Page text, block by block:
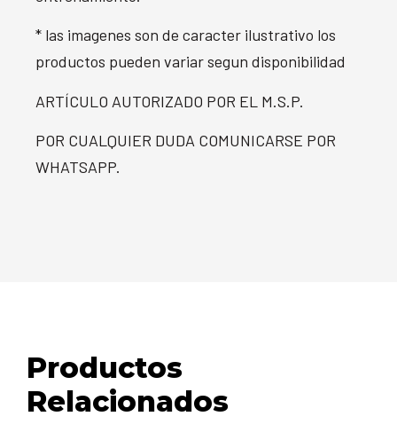
* las imagenes son de caracter ilustrativo los
productos pueden variar segun disponibilidad
ARTÍCULO AUTORIZADO POR EL M.S.P.
POR CUALQUIER DUDA COMUNICARSE POR
WHATSAPP.
Productos
Relacionados